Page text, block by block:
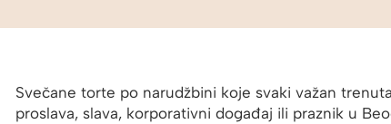
Svečane torte po narudžbini koje svaki važan
proslava, slava, korporativni događaj ili praznik u